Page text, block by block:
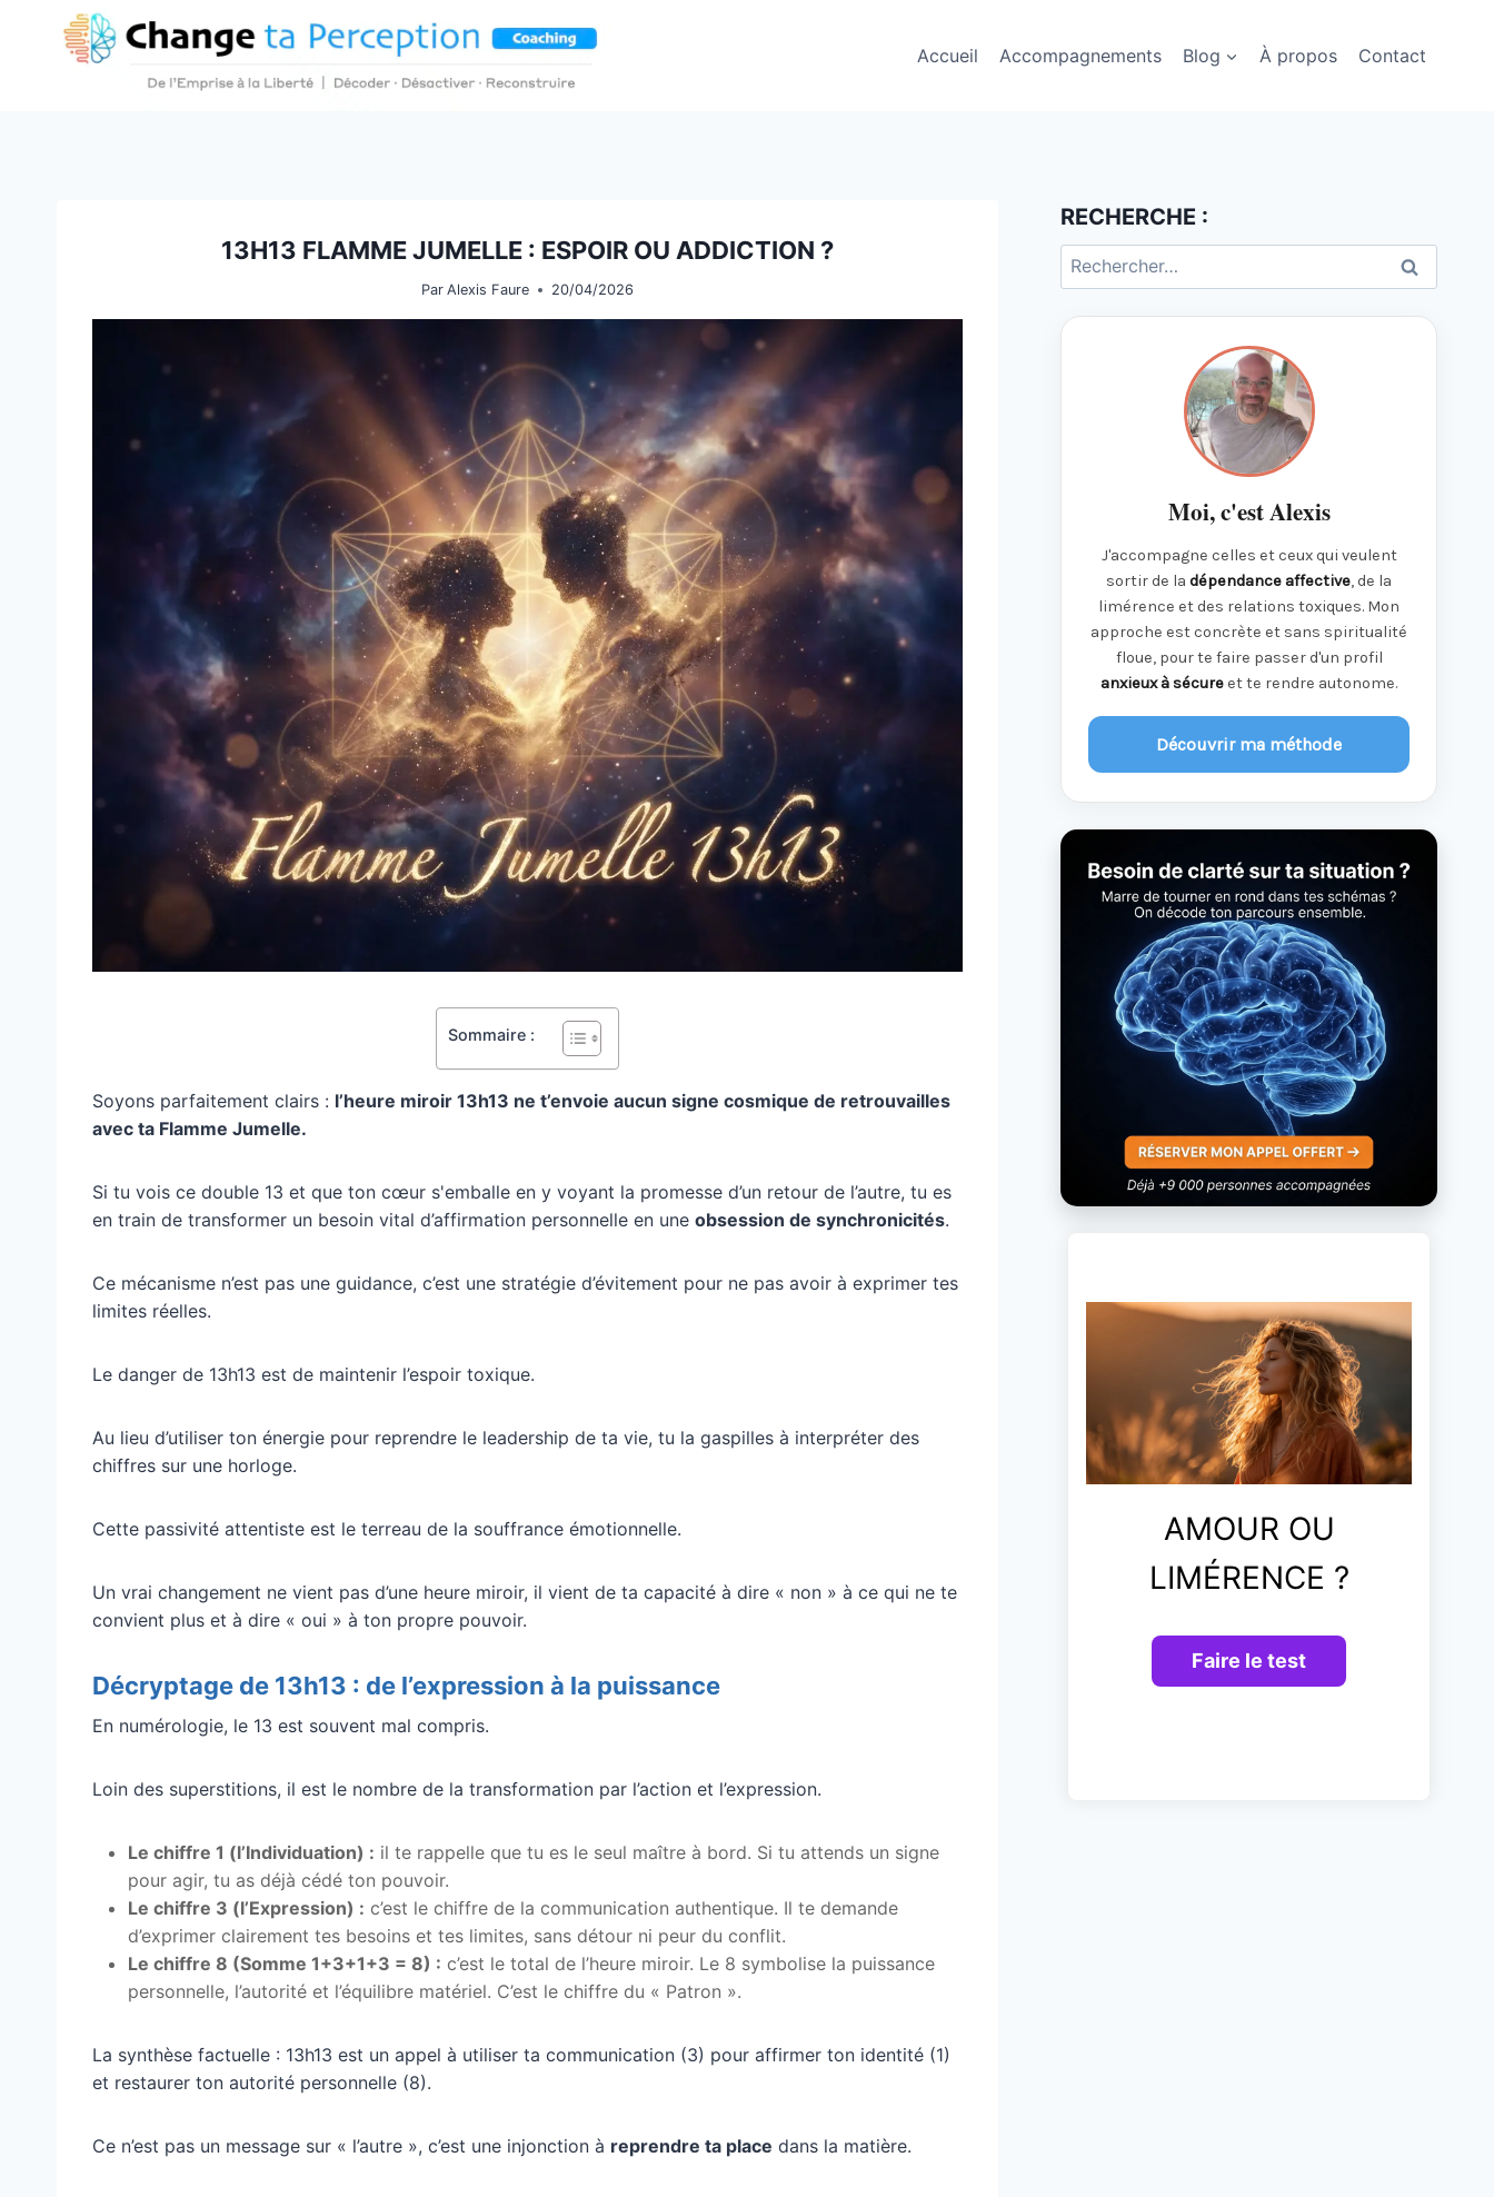
Accueil Accompagnements Blog À propos Contact
13H13 FLAMME JUMELLE : ESPOIR OU ADDICTION ?
Par Alexis Faure 20/04/2026
Sommaire :
Soyons parfaitement clairs : l’heure miroir 13h13 ne t’envoie aucun signe cosmique de retrouvailles
avec ta Flamme Jumelle.
Si tu vois ce double 13 et que ton cœur s'emballe en y voyant la promesse d’un retour de l’autre, tu es
en train de transformer un besoin vital d’affirmation personnelle en une obsession de synchronicités.
Ce mécanisme n’est pas une guidance, c’est une stratégie d’évitement pour ne pas avoir à exprimer tes
limites réelles.
Le danger de 13h13 est de maintenir l’espoir toxique.
Au lieu d’utiliser ton énergie pour reprendre le leadership de ta vie, tu la gaspilles à interpréter des
chiffres sur une horloge.
Cette passivité attentiste est le terreau de la souffrance émotionnelle.
Un vrai changement ne vient pas d’une heure miroir, il vient de ta capacité à dire « non » à ce qui ne te
convient plus et à dire « oui » à ton propre pouvoir.
Décryptage de 13h13 : de l’expression à la puissance
En numérologie, le 13 est souvent mal compris.
Loin des superstitions, il est le nombre de la transformation par l’action et l’expression.
Le chiffre 1 (l’Individuation) : il te rappelle que tu es le seul maître à bord. Si tu attends un signe
pour agir, tu as déjà cédé ton pouvoir.
Le chiffre 3 (l’Expression) : c’est le chiffre de la communication authentique. Il te demande
d’exprimer clairement tes besoins et tes limites, sans détour ni peur du conflit.
Le chiffre 8 (Somme 1+3+1+3 = 8) : c’est le total de l’heure miroir. Le 8 symbolise la puissance
personnelle, l’autorité et l’équilibre matériel. C’est le chiffre du « Patron ».
La synthèse factuelle : 13h13 est un appel à utiliser ta communication (3) pour affirmer ton identité (1)
et restaurer ton autorité personnelle (8).
Ce n’est pas un message sur « l’autre », c’est une injonction à reprendre ta place dans la matière.
RECHERCHE :
Rechercher :
Moi, c'est Alexis
J'accompagne celles et ceux qui veulent
sortir de ladépendance affective, de la
limérence et des relations toxiques. Mon
approche est concrète et sans spiritualité
floue, pour te faire passer d'un profil
anxieux à sécureet te rendre autonome.
Découvrir ma méthode
AMOUR OU
LIMÉRENCE ?